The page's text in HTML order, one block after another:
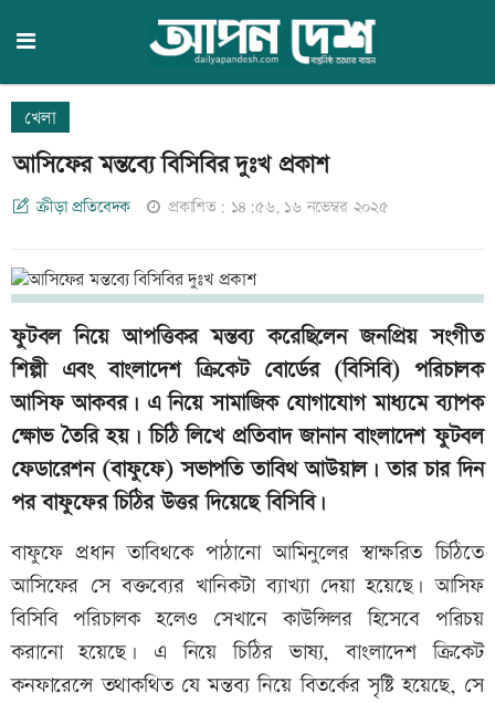
খেলা
আসিফের মন্তব্যে বিসিবির দুঃখ প্রকাশ
ক্রীড়া প্রতিবেদক প্রকাশিত: ১৪:৫৬, ১৬ নভেম্বর ২০২৫
ফুটবল নিয়ে আপত্তিকর মন্তব্য করেছিলেন জনপ্রিয় সংগীত
শিল্পী এবং বাংলাদেশ ক্রিকেট বোর্ডের (বিসিবি) পরিচালক
আসিফ আকবর। এ নিয়ে সামাজিক যোগাযোগ মাধ্যমে ব্যাপক
ক্ষোভ তৈরি হয়। চিঠি লিখে প্রতিবাদ জানান বাংলাদেশ ফুটবল
ফেডারেশন (বাফুফে) সভাপতি তাবিথ আউয়াল। তার চার দিন
পর বাফুফের চিঠির উত্তর দিয়েছে বিসিবি।
বাফুফে প্রধান তাবিথকে পাঠানো আমিনুলের স্বাক্ষরিত চিঠিতে
আসিফের সে বক্তব্যের খানিকটা ব্যাখ্যা দেয়া হয়েছে। আসিফ
বিসিবি পরিচালক হলেও সেখানে কাউন্সিলর হিসেবে পরিচয়
করানো হয়েছে। এ নিয়ে চিঠির ভাষ্য, বাংলাদেশ ক্রিকেট
কনফারেন্সে তথাকথিত যে মন্তব্য নিয়ে বিতর্কের সৃষ্টি হয়েছে, সে